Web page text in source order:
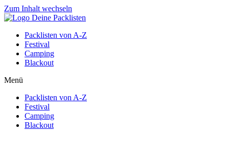
Zum Inhalt wechseln
Packlisten von A-Z
Festival
Camping
Blackout
Menü
Packlisten von A-Z
Festival
Camping
Blackout